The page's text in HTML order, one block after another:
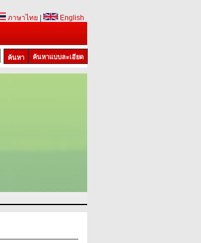
ภาษาไทย
English
ค้นหาแบบละเอียด